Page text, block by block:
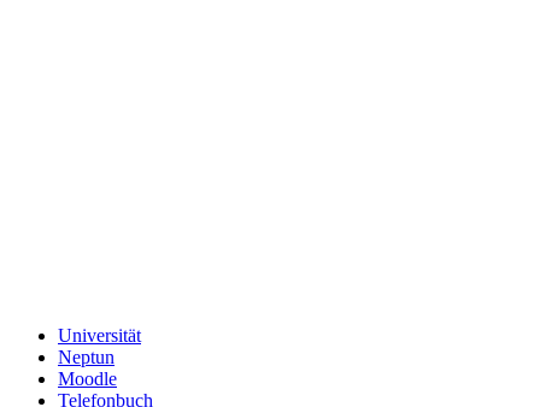
Universität
Neptun
Moodle
Telefonbuch